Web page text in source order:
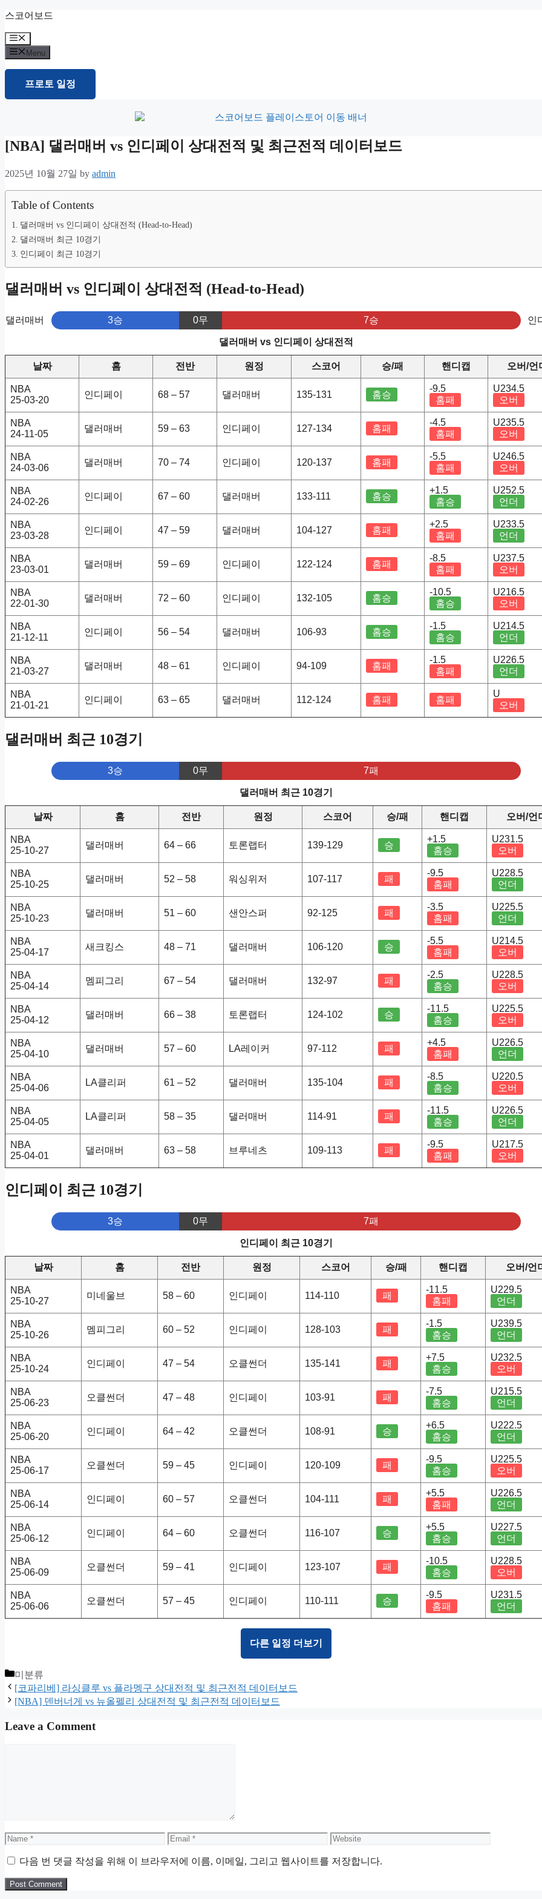
Skip
content
스코어보드
Menu
Menu
프로토 일정
[NBA] 댈러매버 vs 인디페이 상대전적 및 최근전적 데이터보드
2025년 10월 27일 by admin
Table of Contents
댈러매버 vs 인디페이 상대전적 (Head-to-Head)
댈러매버 최근 10경기
인디페이 최근 10경기
댈러매버 vs 인디페이 상대전적 (Head-to-Head)
댈러매버 3승 0무 7승 인
댈러매버 vs 인디페이 상대전적
날짜 홈 전반 원정 스코어 승/패 핸디캡 오버/언
NBA
25-03-20
인디페이 68 – 57 댈러매버 135-131 홈승
-9.5
홈패
U234.5
오버
NBA
24-11-05
댈러매버 59 – 63 인디페이 127-134 홈패
-4.5
홈패
U235.5
오버
NBA
24-03-06
댈러매버 70 – 74 인디페이 120-137 홈패
-5.5
홈패
U246.5
오버
NBA
24-02-26
인디페이 67 – 60 댈러매버 133-111 홈승
+1.5
홈승
U252.5
언더
NBA
23-03-28
인디페이 47 – 59 댈러매버 104-127 홈패
+2.5
홈패
U233.5
언더
NBA
23-03-01
댈러매버 59 – 69 인디페이 122-124 홈패
-8.5
홈패
U237.5
오버
NBA
22-01-30
댈러매버 72 – 60 인디페이 132-105 홈승
-10.5
홈승
U216.5
오버
NBA
21-12-11
인디페이 56 – 54 댈러매버 106-93 홈승
-1.5
홈승
U214.5
언더
NBA
21-03-27
댈러매버 48 – 61 인디페이 94-109 홈패
-1.5
홈패
U226.5
언더
NBA
21-01-21
인디페이 63 – 65 댈러매버 112-124 홈패 홈패
U
오버
댈러매버 최근 10경기
3승 0무 7패
댈러매버 최근 10경기
날짜 홈 전반 원정 스코어 승/패 핸디캡 오버/언
NBA
25-10-27
댈러매버 64 – 66 토론랩터 139-129 승
+1.5
홈승
U231.5
오버
NBA
25-10-25
댈러매버 52 – 58 워싱위저 107-117 패
-9.5
홈패
U228.5
언더
NBA
25-10-23
댈러매버 51 – 60 샌안스퍼 92-125 패
-3.5
홈패
U225.5
언더
NBA
25-04-17
새크킹스 48 – 71 댈러매버 106-120 승
-5.5
홈패
U214.5
오버
NBA
25-04-14
멤피그리 67 – 54 댈러매버 132-97 패
-2.5
홈승
U228.5
오버
NBA
25-04-12
댈러매버 66 – 38 토론랩터 124-102 승
-11.5
홈승
U225.5
오버
NBA
25-04-10
댈러매버 57 – 60 LA레이커 97-112 패
+4.5
홈패
U226.5
언더
NBA
25-04-06
LA클리퍼 61 – 52 댈러매버 135-104 패
-8.5
홈승
U220.5
오버
NBA
25-04-05
LA클리퍼 58 – 35 댈러매버 114-91 패
-11.5
홈승
U226.5
언더
NBA
25-04-01
댈러매버 63 – 58 브루네츠 109-113 패
-9.5
홈패
U217.5
오버
인디페이 최근 10경기
3승 0무 7패
인디페이 최근 10경기
날짜 홈 전반 원정 스코어 승/패 핸디캡 오버/언
NBA
25-10-27
미네울브 58 – 60 인디페이 114-110 패
-11.5
홈패
U229.5
언더
NBA
25-10-26
멤피그리 60 – 52 인디페이 128-103 패
-1.5
홈승
U239.5
언더
NBA
25-10-24
인디페이 47 – 54 오클썬더 135-141 패
+7.5
홈승
U232.5
오버
NBA
25-06-23
오클썬더 47 – 48 인디페이 103-91 패
-7.5
홈승
U215.5
언더
NBA
25-06-20
인디페이 64 – 42 오클썬더 108-91 승
+6.5
홈승
U222.5
언더
NBA
25-06-17
오클썬더 59 – 45 인디페이 120-109 패
-9.5
홈승
U225.5
오버
NBA
25-06-14
인디페이 60 – 57 오클썬더 104-111 패
+5.5
홈패
U226.5
언더
NBA
25-06-12
인디페이 64 – 60 오클썬더 116-107 승
+5.5
홈승
U227.5
언더
NBA
25-06-09
오클썬더 59 – 41 인디페이 123-107 패
-10.5
홈승
U228.5
오버
NBA
25-06-06
오클썬더 57 – 45 인디페이 110-111 승
-9.5
홈패
U231.5
언더
다른 일정 더보기
Categories
미분류
[코파리베] 라싱클루 vs 플라멩구 상대전적 및 최근전적 데이터보드
[NBA] 덴버너게 vs 뉴올펠리 상대전적 및 최근전적 데이터보드
Leave a Comment
Name Email Website
다음 번 댓글 작성을 위해 이 브라우저에 이름, 이메일, 그리고 웹사이트를 저장합니다.